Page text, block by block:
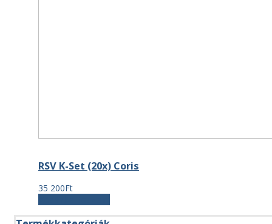
RSV K-Set (20x) Coris
35 200Ft